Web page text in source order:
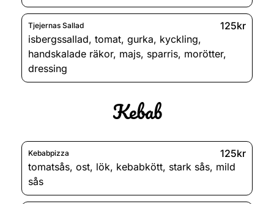
Tjejernas Sallad
125kr
isbergssallad, tomat, gurka, kyckling,
handskalade räkor, majs, sparris, morötter,
dressing
Kebab
Kebabpizza
125kr
tomatsås, ost, lök, kebabkött, stark sås, mild
sås